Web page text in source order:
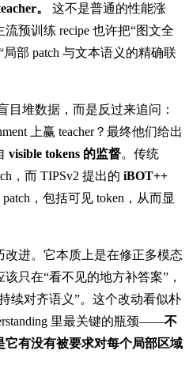
。
这不是普通的性能涨
预训练 recipe 也许把“图文全
部 patch 与文本语义的精确联
目堆数据，而是反过来追问：
上赢 teacher？最终他们给出
visible tokens 的监督。传统
，而 TIPSv2 提出的 iBOT++
，包括可见 token，从而显
进。它本质上是在修正多模态
只在“看不见的地方补答案”，
续对齐语义”。这个改动看似朴
里最关键的瓶颈——不
有没有被要求对每个局部区域